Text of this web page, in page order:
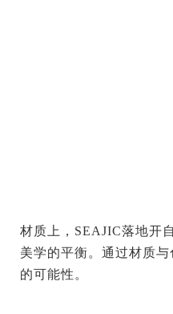
材质上， SEAJIC落地开
美学的平衡。通过材质
的可能性。